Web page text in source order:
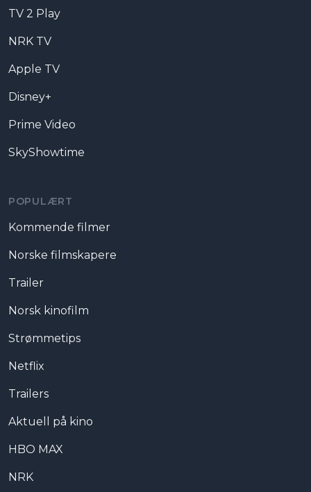
TV 2 Play
NRK TV
Apple TV
Disney+
Prime Video
SkyShowtime
POPULÆRT
Kommende filmer
Norske filmskapere
Trailer
Norsk kinofilm
Strømmetips
Netflix
Trailers
Aktuell på kino
HBO MAX
NRK